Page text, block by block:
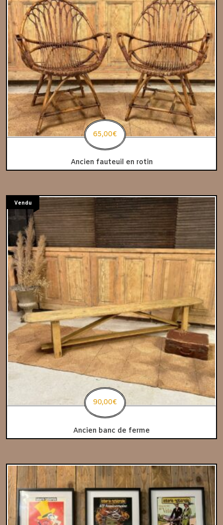
Ancien fauteuil en rotin
65,00€
Vendu
Ancien banc de ferme
90,00€